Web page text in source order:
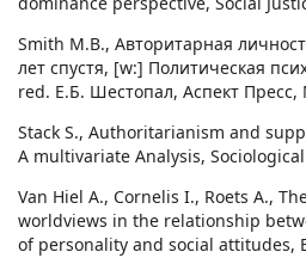
Smith M.B., Авторитарная
лет спустя, [w:] Политическая
red. Е.Б. Шестопал, Аспект Пресс,
Stack S., Authoritarianism and
A multivariate Analysis, Sociological
Van Hiel A., Cornelis I., Roets A.,
worldviews in the relationship
of personality and social attitudes,